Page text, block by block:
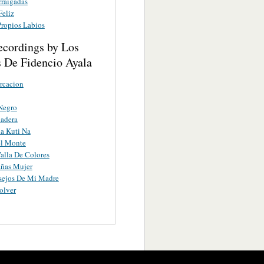
Labios
by Los
De Fidencio Ayala
Kuti Na
Monte
De Colores
Mujer
De Mi Madre